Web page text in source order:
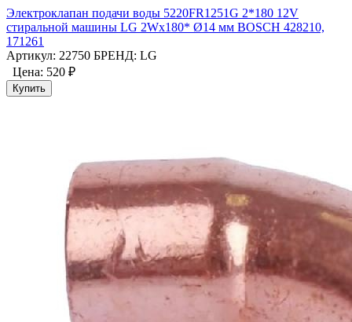
Электроклапан подачи воды 5220FR1251G 2*180 12V
стиральной машины LG 2Wx180* Ø14 мм BOSCH 428210,
171261
Артикул: 22750 БРЕНД: LG
Цена: 520 ₽
Купить